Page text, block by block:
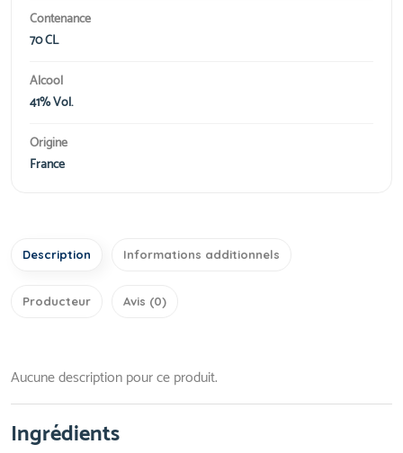
Contenance
70 CL
Alcool
41% Vol.
Origine
France
Description Informations additionnels
Producteur Avis (0)
Aucune description pour ce produit.
Ingrédients